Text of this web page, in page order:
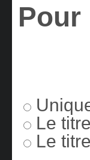
Pour
Le
Le